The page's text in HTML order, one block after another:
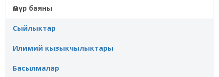
Өмүр баяны
Сыйлыктар
Илимий кызыкчылыктары
Басылмалар